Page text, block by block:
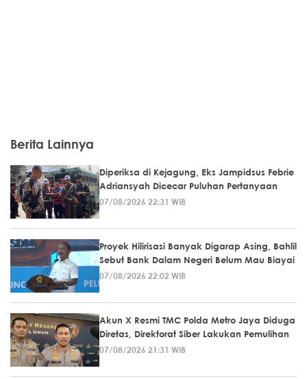
Berita Lainnya
Diperiksa di Kejagung, Eks Jampidsus Febrie
Adriansyah Dicecar Puluhan Pertanyaan
07/08/2026 22:31 WIB
Proyek Hilirisasi Banyak Digarap Asing, Bahlil
Sebut Bank Dalam Negeri Belum Mau Biayai
07/08/2026 22:02 WIB
Akun X Resmi TMC Polda Metro Jaya Diduga
Diretas, Direktorat Siber Lakukan Pemulihan
07/08/2026 21:31 WIB